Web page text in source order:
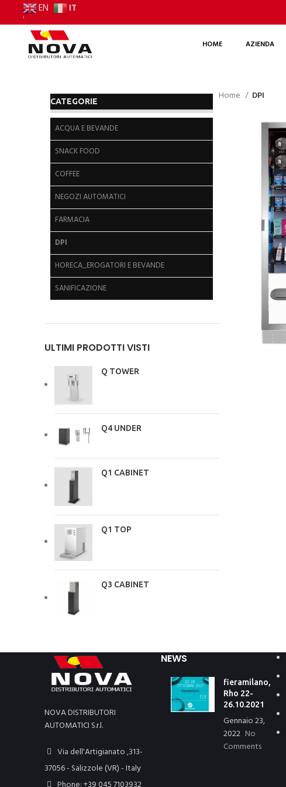
EN IT
'
HOME AZIENDA
CATEGORIE
ACQUA E BEVANDE
SNACK FOOD
COFFEE
NEGOZI AUTOMATICI
FARMACIA
DPI
HORECA_EROGATORI E BEVANDE
SANIFICAZIONE
ULTIMI PRODOTTI VISTI
Q TOWER
Q4 UNDER
Q1 CABINET
Q1 TOP
Q3 CABINET
Home DPI
NOVA DISTRIBUTORI
AUTOMATICI S.r.l.
Via dell'Artigianato ,313-
37056 - Salizzole (VR) - Italy
NEWS
fieramilano,
Rho 22-
26.10.2021
Gennaio 23,
2022 No
Comments